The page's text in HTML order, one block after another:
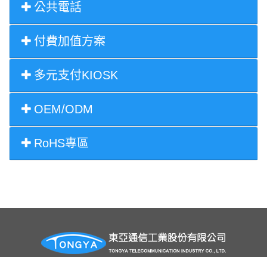
公共電話
付費加值方案
多元支付KIOSK
OEM/ODM
RoHS專區